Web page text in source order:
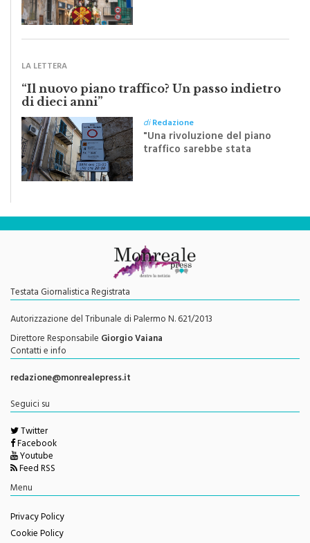
Sapienza all'indomani della
LA LETTERA
“Il nuovo piano traffico? Un passo indietro
di dieci anni”
diRedazione
"Una rivoluzione del piano
Testata Giornalistica Registrata
Autorizzazione del Tribunale di Palermo N. 621/2013
Direttore ResponsabileGiorgio Vaiana
Contatti e info
redazione@monrealepress.it
Seguici su
Twitter
Facebook
Youtube
Feed RSS
Privacy Policy